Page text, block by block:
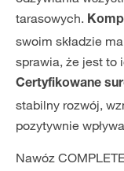
tarasowych.
swoim składzie
sprawia, że jest to
Certyfikowane
stabilny rozwój,
pozytywnie
Nawóz